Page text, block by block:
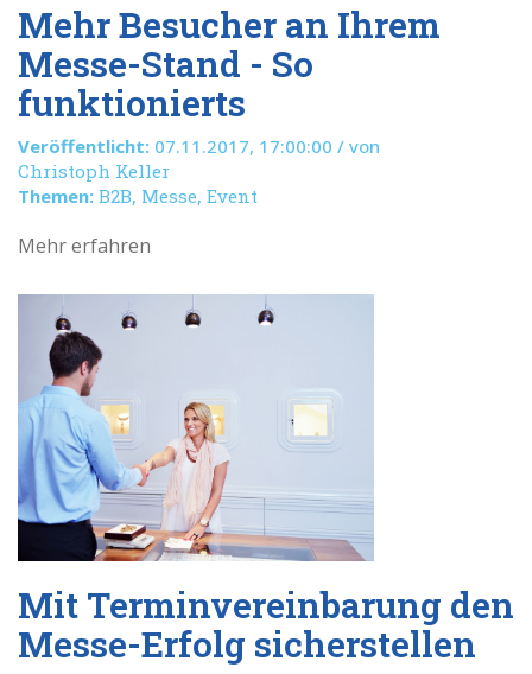
​Mehr Besucher an Ihrem
Messe-Stand - So
funktionierts
Veröffentlicht: 07.11.2017, 17:00:00 / von
Christoph Keller
Themen: B2B, Messe, Event
Mehr erfahren
Mit Terminvereinbarung den
Messe-Erfolg sicherstellen